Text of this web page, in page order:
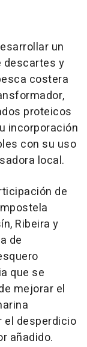
un
descartes y
costera
proteicos
incorporación
con su uso
local.
de
Ribeira y
de
que se
mejorar el
el desperdicio
añadido.